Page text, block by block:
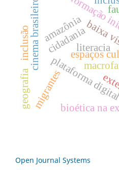
espaços
formação
amazônia
cinema brasileiro
plataforma
bioética na
migrantes
baixa
literacia
cidadania
inclusão
geografia
Open Journal Systems